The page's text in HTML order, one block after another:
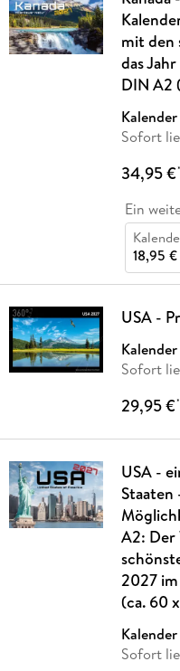
mit den
das
DIN A2
Kalender
Sofort
34,95 €*
Ein
18,95 €
USA -
Kalender
Sofort
29,95 €*
USA -
A2: Der
2027
(ca. 60
Kalender
Sofort